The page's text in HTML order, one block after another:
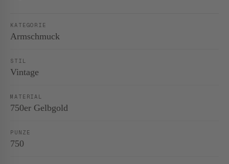
KATEGORIE
Armschmuck
STIL
Vintage
MATERIAL
750er Gelbgold
PUNZE
750